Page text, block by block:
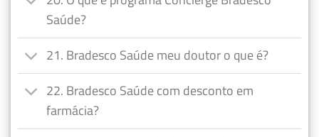
Saúde?
21. Bradesco Saúde meu doutor o que é?
22. Bradesco Saúde com desconto em
farmácia?